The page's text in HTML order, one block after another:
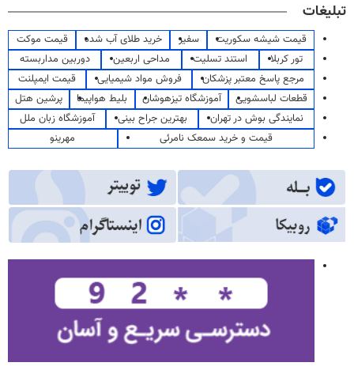
تبلیغات
قیمت شیشه سکوریت سفیر خرید طلای آب شده
قیمت موکت
تور کربلا
استند تسلیت مداحی اربعین
دوربین مداربسته
مرجع پاسخ معتبر پزشکان
فروش مواد شیمیایی
قیمت ایمپلنت
قطعات لباسشویی
آموزشگاه تیزهوشان بلیط هواپیما
پرشین هتل
نمایندگی بوش در تهران
بهترین جراح بینی
آموزشگاه زبان ملل
قیمت و خرید سمعک نامرئی
مهرینو